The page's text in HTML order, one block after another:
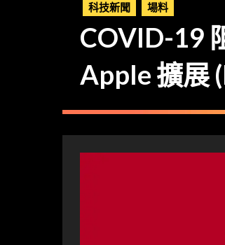
科技新聞 場料
COVID-19
Apple 擴展